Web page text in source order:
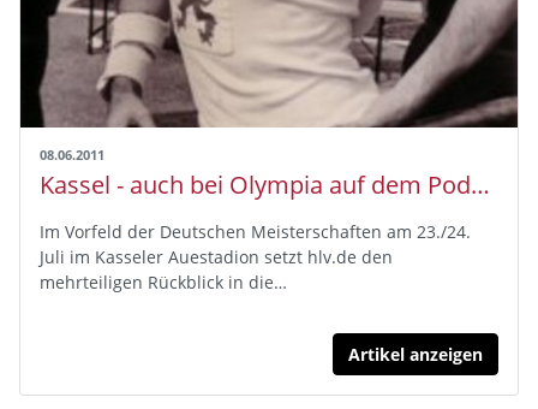
08.06.2011
Kassel - auch bei Olympia auf dem Podest
Im Vorfeld der Deutschen Meisterschaften am 23./24.
Juli im Kasseler Auestadion setzt hlv.de den
mehrteiligen Rückblick in die…
Artikel anzeigen